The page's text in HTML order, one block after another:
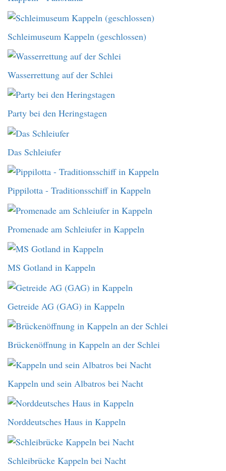
Schleimuseum Kappeln (geschlossen)
Wasserrettung auf der Schlei
Party bei den Heringstagen
Das Schleiufer
Pippilotta - Traditionsschiff in Kappeln
Promenade am Schleiufer in Kappeln
MS Gotland in Kappeln
Getreide AG (GAG) in Kappeln
Brückenöffnung in Kappeln an der Schlei
Kappeln und sein Albatros bei Nacht
Norddeutsches Haus in Kappeln
Schleibrücke Kappeln bei Nacht